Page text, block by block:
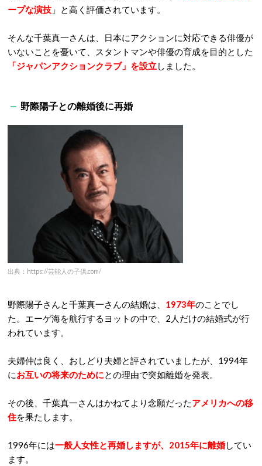
ープな演技 」と高く評価されています。
そんな千葉真一さんは、日本にアクションに対応できる俳優が
いないことを憂いて、スタントマンや俳優の育成を目的とした
「ジャパンアクションクラブ」を設立しました。
野際陽子との離婚後に再婚
出典：https://芸能人の子供.com/
野際陽子さんと千葉真一さんの結婚は、 1973年のことでし
た。エーゲ海を航行するヨットの中で、2人だけの結婚式が行
われています。
夫婦仲は良く、おしどり夫婦と評されていましたが、1994年
にお互いの将来のためにとの理由で突如離婚を発表。
その後、千葉真一さんはかねてより念願だったアメリカへの移
住を果たします。
1996年には一般人女性と再婚しますが、2015年に離婚してい
ます。